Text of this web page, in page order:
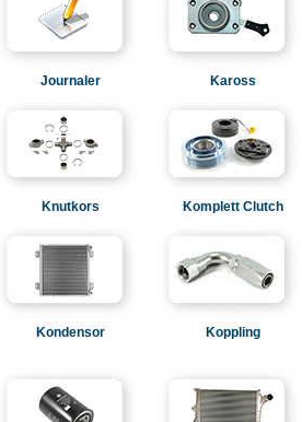
Journaler Kaross
Knutkors Komplett Clutch
Kondensor Koppling